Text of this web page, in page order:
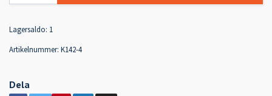
Lagersaldo: 1
Artikelnummer: K142-4
Dela